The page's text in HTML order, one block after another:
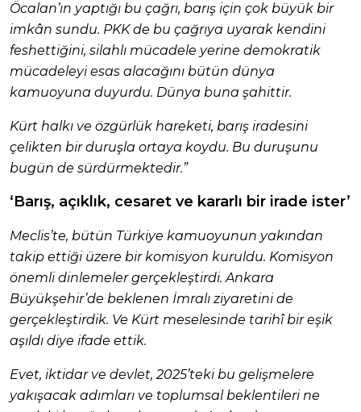
Öcalan’ın yaptığı bu çağrı, barış için çok büyük bir
imkân sundu. PKK de bu çağrıya uyarak kendini
feshettiğini, silahlı mücadele yerine demokratik
mücadeleyi esas alacağını bütün dünya
kamuoyuna duyurdu. Dünya buna şahittir.
Kürt halkı ve özgürlük hareketi, barış iradesini
çelikten bir duruşla ortaya koydu. Bu duruşunu
bugün de sürdürmektedir.”
‘Barış, açıklık, cesaret ve kararlı bir irade ister’
Meclis’te, bütün Türkiye kamuoyunun yakından
takip ettiği üzere bir komisyon kuruldu. Komisyon
önemli dinlemeler gerçekleştirdi. Ankara
Büyükşehir’de beklenen İmralı ziyaretini de
gerçekleştirdik. Ve Kürt meselesinde tarihî bir eşik
aşıldı diye ifade ettik.
Evet, iktidar ve devlet, 2025’teki bu gelişmelere
yakışacak adımları ve toplumsal beklentileri ne